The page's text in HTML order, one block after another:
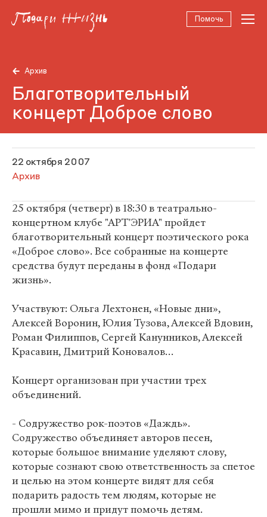
Помочь
Архив
Благотворительный
концерт Доброе слово
22 октября 2007
Архив
25 октября (четверг) в 18:30 в театрально-
концертном клубе "АРТ'ЭРИА" пройдет
благотворительный концерт поэтического рока
«Доброе слово». Все собранные на концерте
средства будут переданы в фонд «Подари
жизнь».
Участвуют: Ольга Лехтонен, «Новые дни»,
Алексей Воронин, Юлия Тузова, Алексей Вдовин,
Роман Филиппов, Сергей Канунников, Алексей
Красавин, Дмитрий Коновалов…
Концерт организован при участии трех
объединений.
- Содружество рок-поэтов «Даждь».
Содружество объединяет авторов песен,
которые большое внимание уделяют слову,
которые сознают свою ответственность за спетое
и целью на этом концерте видят для себя
подарить радость тем людям, которые не
прошли мимо и придут помочь детям.